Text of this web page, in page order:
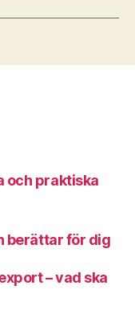
och praktiska
berättar för dig
– vad ska